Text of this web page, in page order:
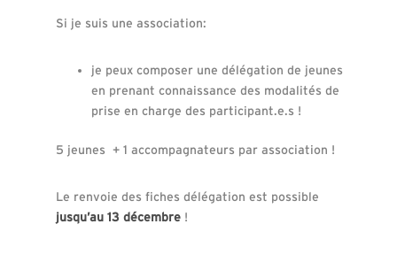
Si je suis une association:
je peux composer une délégation de jeunes
en prenant connaissance des modalités de
prise en charge des participant.e.s !
5 jeunes + 1 accompagnateurs par association !
Le renvoie des fiches délégation est possible
jusqu’au 13 décembre!